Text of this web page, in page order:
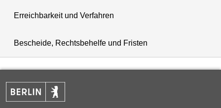
Erreichbarkeit und Verfahren
Bescheide, Rechtsbehelfe und Fristen